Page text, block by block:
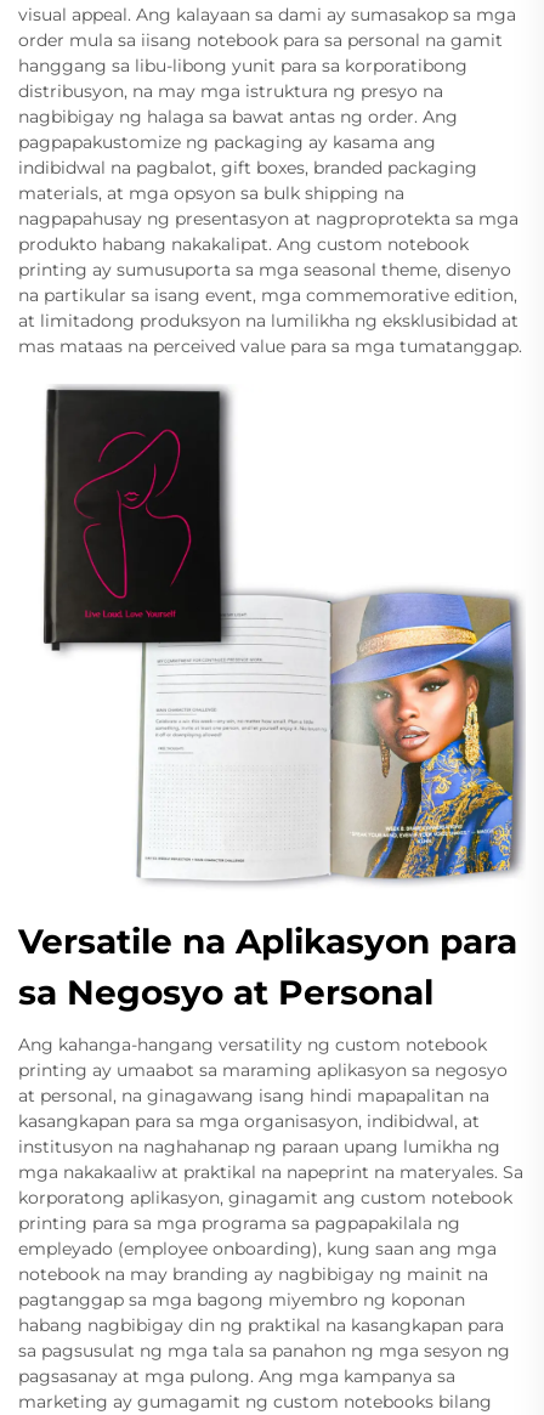
visual appeal. Ang kalayaan sa dami ay sumasakop sa mga
order mula sa iisang notebook para sa personal na gamit
hanggang sa libu-libong yunit para sa korporatibong
distribusyon, na may mga istruktura ng presyo na
nagbibigay ng halaga sa bawat antas ng order. Ang
pagpapakustomize ng packaging ay kasama ang
indibidwal na pagbalot, gift boxes, branded packaging
materials, at mga opsyon sa bulk shipping na
nagpapahusay ng presentasyon at nagproprotekta sa mga
produkto habang nakakalipat. Ang custom notebook
printing ay sumusuporta sa mga seasonal theme, disenyo
na partikular sa isang event, mga commemorative edition,
at limitadong produksyon na lumilikha ng eksklusibidad at
mas mataas na perceived value para sa mga tumatanggap.
Versatile na Aplikasyon para
sa Negosyo at Personal
Ang kahanga-hangang versatility ng custom notebook
printing ay umaabot sa maraming aplikasyon sa negosyo
at personal, na ginagawang isang hindi mapapalitan na
kasangkapan para sa mga organisasyon, indibidwal, at
institusyon na naghahanap ng paraan upang lumikha ng
mga nakakaaliw at praktikal na napeprint na materyales. Sa
korporatong aplikasyon, ginagamit ang custom notebook
printing para sa mga programa sa pagpapakilala ng
empleyado (employee onboarding), kung saan ang mga
notebook na may branding ay nagbibigay ng mainit na
pagtanggap sa mga bagong miyembro ng koponan
habang nagbibigay din ng praktikal na kasangkapan para
sa pagsusulat ng mga tala sa panahon ng mga sesyon ng
pagsasanay at mga pulong. Ang mga kampanya sa
marketing ay gumagamit ng custom notebooks bilang